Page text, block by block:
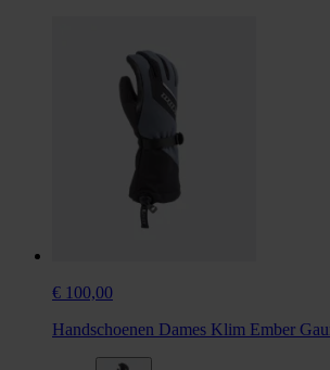
€ 100,00
Handschoenen Dames Klim Ember